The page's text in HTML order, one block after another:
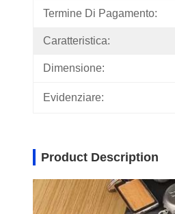
Termine Di Pagamento:
Caratteristica:
Dimensione:
Evidenziare:
Product Description